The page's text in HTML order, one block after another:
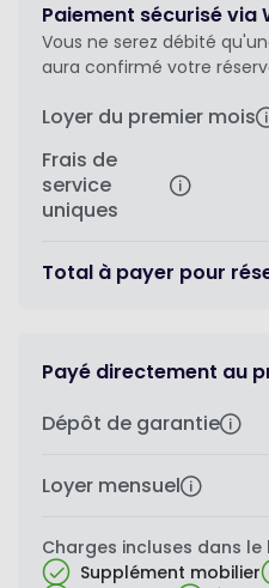
Paiement sécurisé via
Vous ne serez débité
aura confirmé votre
Loyer du premier mois
Frais de
service
uniques
Total à payer pour
Payé directement au
Dépôt de garantie
Loyer mensuel
Charges incluses dans le
Supplément mobilier